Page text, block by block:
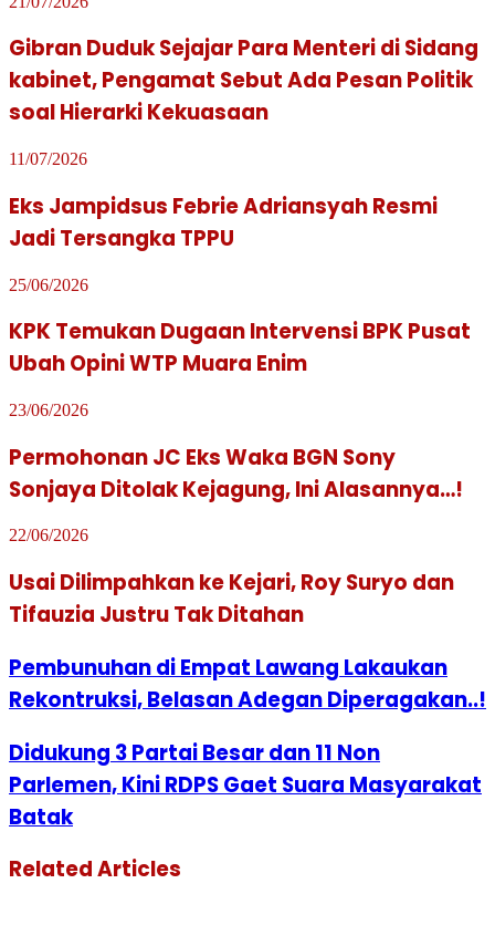
Gibran Duduk Sejajar Para Menteri di Sidang
kabinet, Pengamat Sebut Ada Pesan Politik
soal Hierarki Kekuasaan
11/07/2026
Eks Jampidsus Febrie Adriansyah Resmi
Jadi Tersangka TPPU
25/06/2026
KPK Temukan Dugaan Intervensi BPK Pusat
Ubah Opini WTP Muara Enim
23/06/2026
Permohonan JC Eks Waka BGN Sony
Sonjaya Ditolak Kejagung, Ini Alasannya…!
22/06/2026
Usai Dilimpahkan ke Kejari, Roy Suryo dan
Tifauzia Justru Tak Ditahan
Pembunuhan di Empat Lawang Lakaukan
Rekontruksi, Belasan Adegan Diperagakan..!
Didukung 3 Partai Besar dan 11 Non
Parlemen, Kini RDPS Gaet Suara Masyarakat
Batak
Related Articles